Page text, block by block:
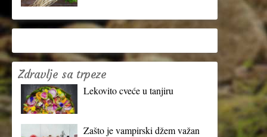
Zdravlje sa trpeze
Lekovito cveće u tanjiru
Zašto je vampirski džem važan